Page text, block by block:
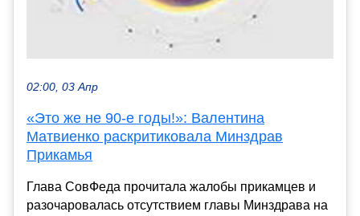
02:00, 03 Апр
«Это же не 90-е годы!»: Валентина
Матвиенко раскритиковала Минздрав
Прикамья
Глава СовФеда прочитала жалобы прикамцев и
разочаровалась отсутствием главы Минздрава на